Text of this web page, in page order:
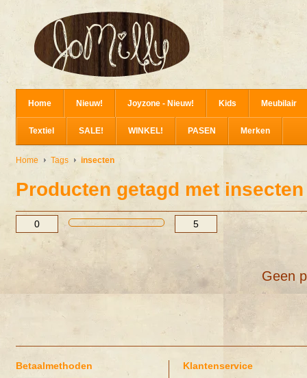
Home Nieuw! Joyzone - Nieuw! Kids Meubilair
Textiel SALE! WINKEL! PASEN Merken
Home Tags insecten
Producten getagd met insecten
Geen
Betaalmethoden Klantenservice